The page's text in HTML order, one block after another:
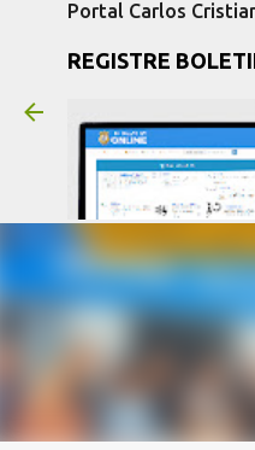
Portal Carlos
REGISTRE